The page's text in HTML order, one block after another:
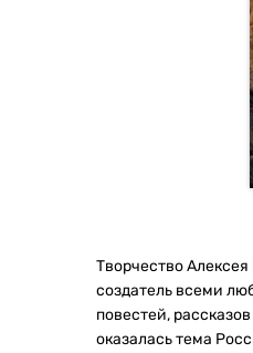
Творчество
создатель всеми
повестей,
оказалась тема